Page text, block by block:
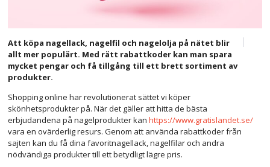
Att köpa nagellack, nagelfil och nagelolja på nätet blir
allt mer populärt. Med rätt rabattkoder kan man spara
mycket pengar och få tillgång till ett brett sortiment av
produkter.
Shopping online har revolutionerat sättet vi köper
skönhetsprodukter på. När det gäller att hitta de bästa
erbjudandena på nagelprodukter kanhttps://www.gratislandet.se/
vara en ovärderlig resurs. Genom att använda rabattkoder från
sajten kan du få dina favoritnagellack, nagelfilar och andra
nödvändiga produkter till ett betydligt lägre pris.